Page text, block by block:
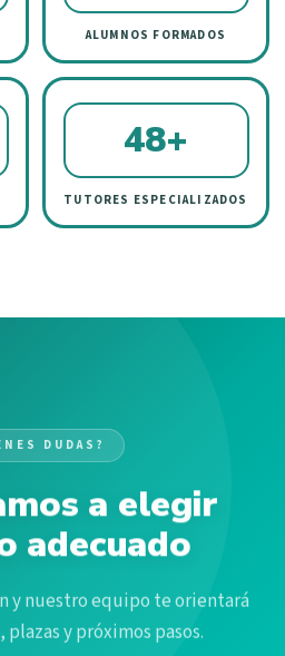
ALUMNOS FORMADOS
48+
TUTORES ESPECIALIZADOS
DUDAS?
a elegir
adecuado
y nuestro equipo te orientará
y próximos pasos.